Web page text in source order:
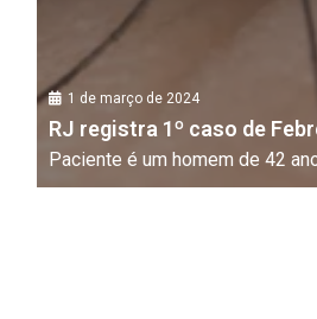
1 de março de 2024
RJ registra 1º caso de
Paciente é um homem de 42